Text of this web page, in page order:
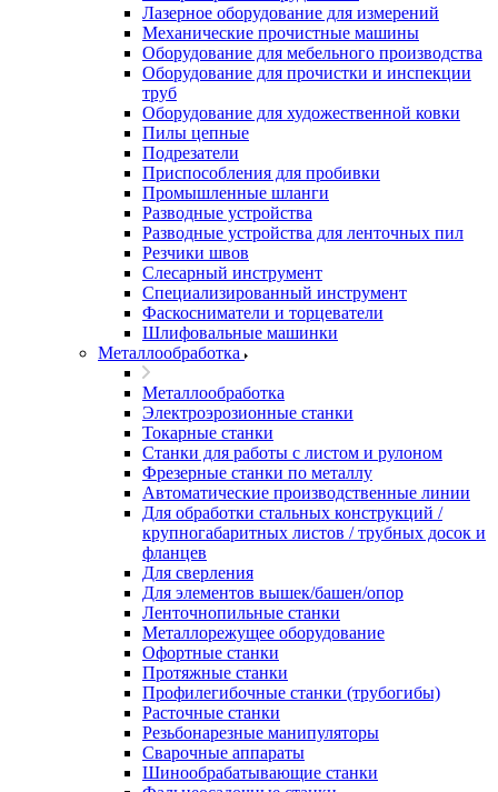
Лазерное оборудование для измерений
Механические прочистные машины
Оборудование для мебельного производства
Оборудование для прочистки и инспекции
труб
Оборудование для художественной ковки
Пилы цепные
Подрезатели
Приспособления для пробивки
Промышленные шланги
Разводные устройства
Разводные устройства для ленточных пил
Резчики швов
Слесарный инструмент
Специализированный инструмент
Фаскосниматели и торцеватели
Шлифовальные машинки
Металлообработка
Металлообработка
Электроэрозионные станки
Токарные станки
Станки для работы с листом и рулоном
Фрезерные станки по металлу
Автоматические производственные линии
Для обработки стальных конструкций /
крупногабаритных листов / трубных досок и
фланцев
Для сверления
Для элементов вышек/башен/опор
Ленточнопильные станки
Металлорежущее оборудование
Офортные станки
Протяжные станки
Профилегибочные станки (трубогибы)
Расточные станки
Резьбонарезные манипуляторы
Сварочные аппараты
Шинообрабатывающие станки